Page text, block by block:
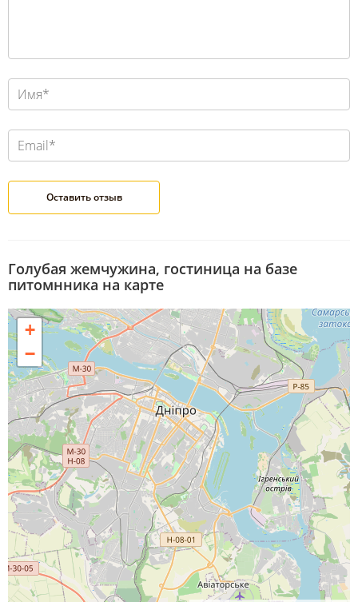
Голубая жемчужина, гостиница на базе
питомнника на карте
+
−